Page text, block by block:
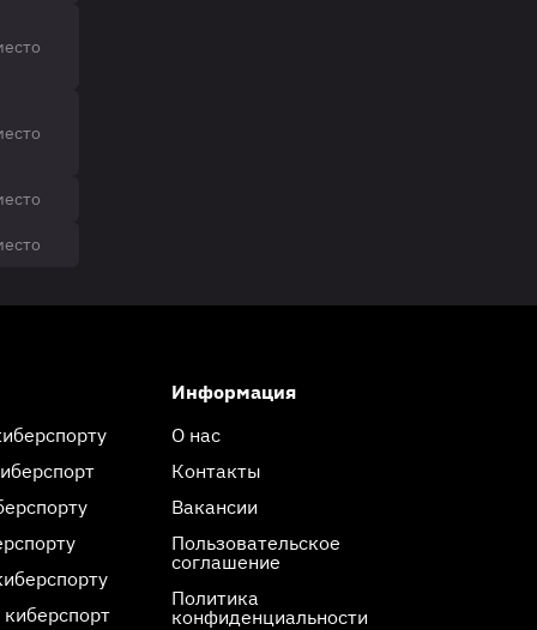
Информация
О нас
Контакты
Вакансии
Пользовательское
соглашение
Политика
конфиденциальности